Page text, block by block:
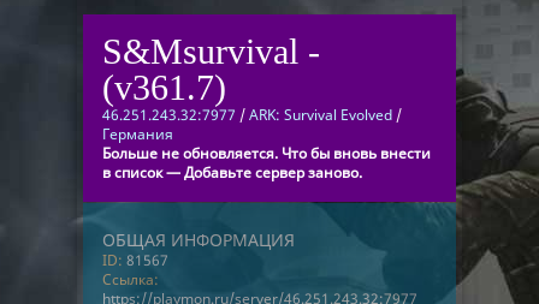
S&Msurvival -
(v361.7)
46.251.243.32:7977 /ARK: Survival Evolved /
Германия
Больше не обновляется. Что бы вновь внести
в список — Добавьте сервер заново.
ОБЩАЯ ИНФОРМАЦИЯ
ID: 81567
Ссылка:
https://playmon.ru/server/46.251.243.32:7977